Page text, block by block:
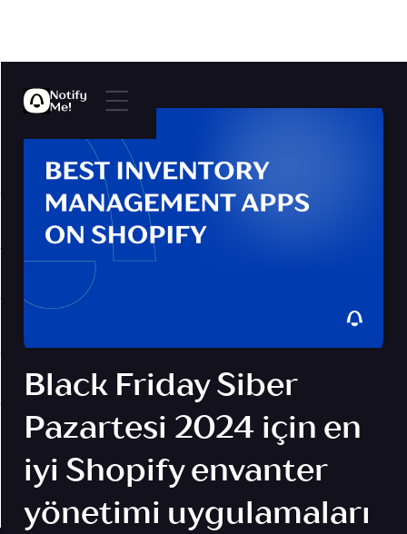
Black Friday Siber
Pazartesi 2024 için en
iyi Shopify envanter
yönetimi uygulamaları